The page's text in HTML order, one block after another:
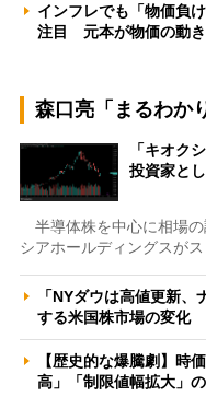
インフレでも「物価負
注目 元本が物価の動
森口亮「まるわか
「キオク
投資家と
半導体株を中心に相場の
シアホールディングスが
「NYダウは高値更新
する米国株市場の変
【歴史的な爆騰劇】時
高」「制限値幅拡大